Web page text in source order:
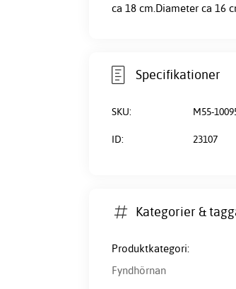
ca 18 cm.Diameter ca 16
Specifikationer
SKU: M55-
ID: 23107
Kategorier &
Produktkategori:
Fyndhörnan